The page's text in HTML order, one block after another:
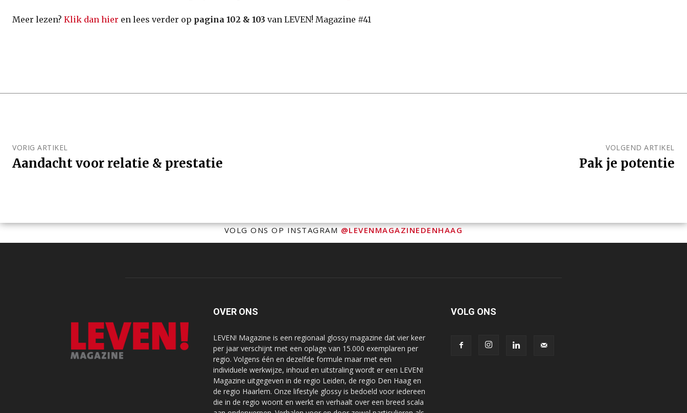
Meer lezen? Klik dan hier en lees verder op pagina 102 & 103 van LEVEN! Magazine #41
VORIG ARTIKEL
Aandacht voor relatie & prestatie
VOLGEND ARTIKEL
Pak je potentie
VOLG ONS OP INSTAGRAM@LEVENMAGAZINEDENHAAG
OVER ONS
LEVEN! Magazine is een regionaal glossy magazine dat vier keer
per jaar verschijnt met een oplage van 15.000 exemplaren per
regio. Volgens één en dezelfde formule maar met een
individuele werkwijze, inhoud en uitstraling wordt er een LEVEN!
Magazine uitgegeven in de regio Leiden, de regio Den Haag en
de regio Haarlem. Onze lifestyle glossy is bedoeld voor iedereen
die in de regio woont en werkt en verhaalt over een breed scala
VOLG ONS